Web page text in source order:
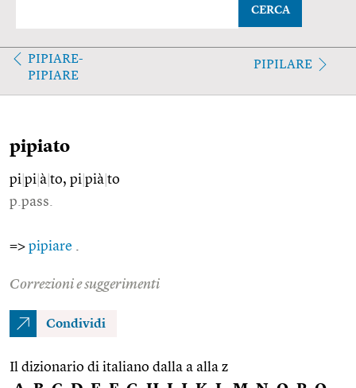
CERCA
PIPIARE-
PIPIARE
PIPILARE
pipiato
pi pi à to, pi pià to
p.pass.
=> pipiare
Correzioni e suggerimenti
Condividi
Il dizionario di italiano dalla a alla z